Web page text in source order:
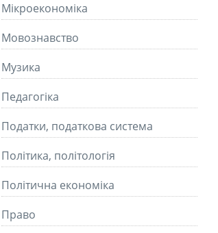
Мікроекономіка
Мовознавство
Музика
Педагогіка
Податки, податкова система
Політика, політологія
Політична економіка
Право